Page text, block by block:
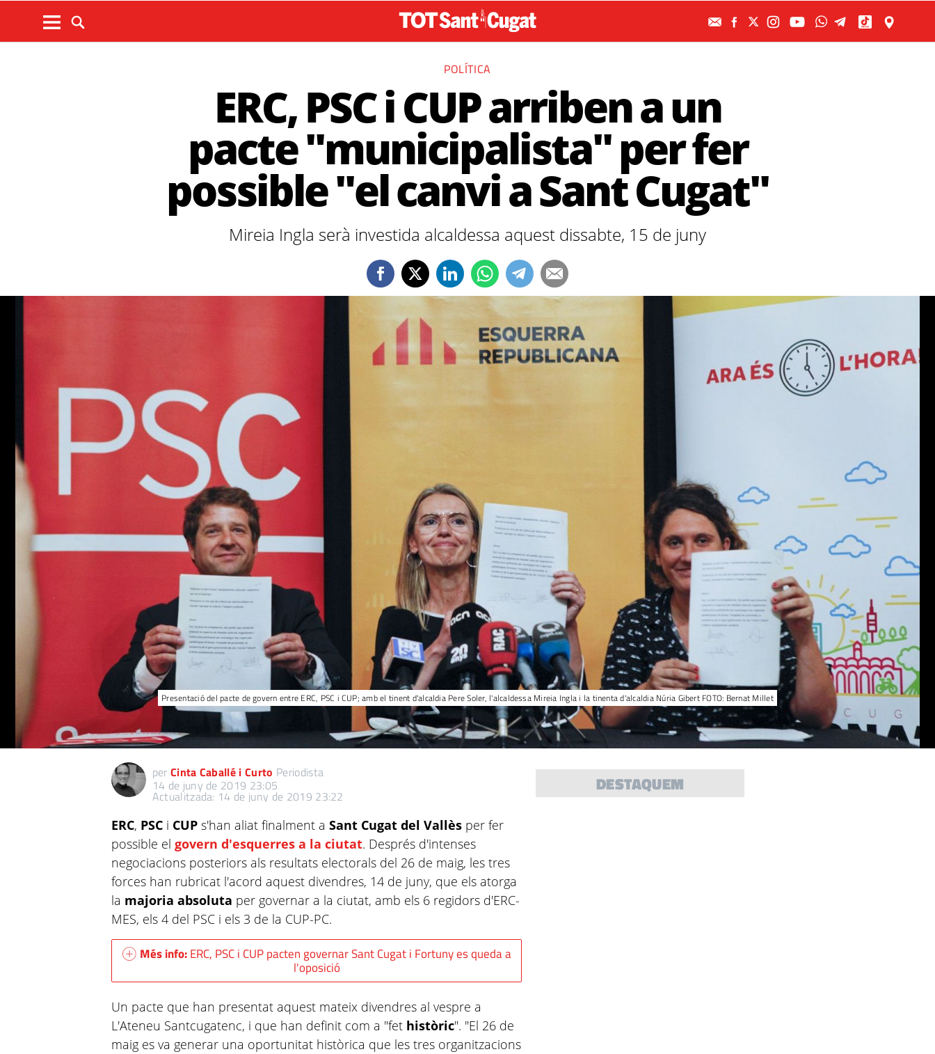
POLÍTICA
ERC, PSC i CUP arriben a un
pacte "municipalista" per fer
possible "el canvi a Sant Cugat"
Mireia Ingla serà investida alcaldessa aquest dissabte, 15 de juny
Presentació del pacte de govern entre ERC, PSC i CUP; amb el tinent d'alcaldia Pere Soler, l'alcaldessa Mireia Ingla i la tinenta d'alcaldia Núria Gibert FOTO: Bernat Millet
per Cinta Caballé i Curto Periodista
14 de juny de 2019 23:05
Actualitzada: 14 de juny de 2019 23:22
ERC, PSC i CUP s'han aliat finalment aSant Cugat del Vallès per fer
possible elgovern d'esquerres a la ciutat. Després d'intenses
negociacions posteriors als resultats electorals del 26 de maig, les tres
forces han rubricat l'acord aquest divendres, 14 de juny, que els atorga
la majoria absoluta per governar a la ciutat, amb els 6 regidors d'ERC-
MES, els 4 del PSC i els 3 de la CUP-PC.
Més info:ERC, PSC i CUP pacten governar Sant Cugat i Fortuny es queda a
l'oposició
Un pacte que han presentat aquest mateix divendres al vespre a
L'Ateneu Santcugatenc, i que han definit com a "fet històric". "El 26 de
maig es va generar una oportunitat històrica que les tres organitzacions
DESTAQUEM